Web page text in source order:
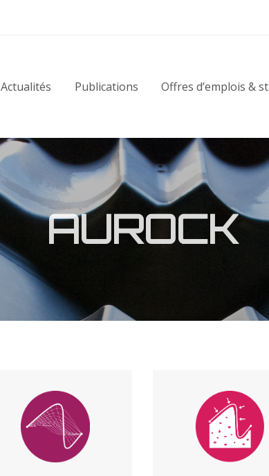
Actualités Publications Offres d’emplois &
AUROCK